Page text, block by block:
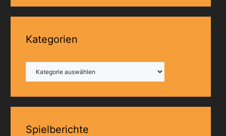
Kategorien
Spielberichte